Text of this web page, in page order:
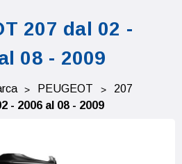
207 dal 02 -
08 - 2009
PEUGEOT
207
- 2006 al 08 - 2009